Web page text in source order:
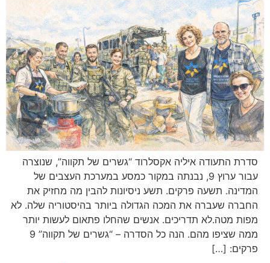
סדרת התעודה איליה אקסלרוד “גשרים של תקווה”, שנוצרה
עבור ערוץ 9, נבנתה במקור כמסע במערכת העצבים של
המדינה. תשעה פרקים. תשע ניסיונות להבין מה מחזיק את
החברה שעברה את המכה הגדולה ביותר בהיסטוריה שלה. לא
מפות מטה.לא תדריכים. אנשים שהחלו פתאום לעשות יותר
ממה שציפו מהם. הנה כל הסדרה – “גשרים של תקווה” 9
פרקים: […]